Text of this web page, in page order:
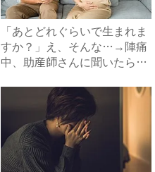
「あとどれぐらいで生まれま
すか？」え、そんな…→陣痛
中、助産師さんに聞いたら衝